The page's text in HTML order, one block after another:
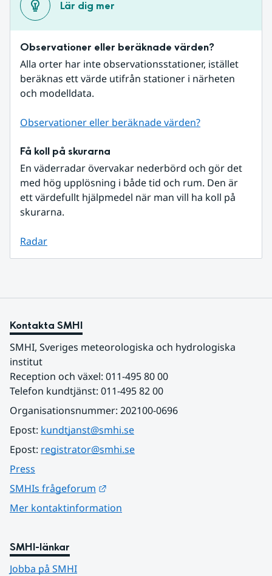
Lär dig mer
Observationer eller beräknade värden?
Alla orter har inte observationsstationer, istället
beräknas ett värde utifrån stationer i närheten
och modelldata.
Observationer eller beräknade värden?
Få koll på skurarna
En väderradar övervakar nederbörd och gör det
med hög upplösning i både tid och rum. Den är
ett värdefullt hjälpmedel när man vill ha koll på
skurarna.
Radar
Kontakta SMHI
SMHI, Sveriges meteorologiska och hydrologiska
institut
Reception och växel: 011-495 80 00
Telefon kundtjänst: 011-495 82 00
Organisationsnummer: 202100-0696
Epost: kundtjanst@smhi.se
Epost: registrator@smhi.se
Press
SMHIs frågeforum
Mer kontaktinformation
SMHI-länkar
Jobba på SMHI